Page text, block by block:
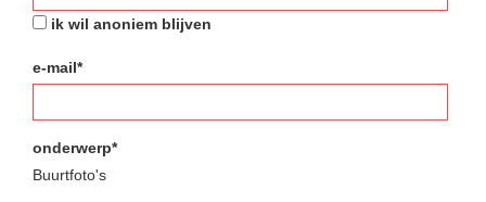
ik wil anoniem blijven
e-mail*
onderwerp*
Buurtfoto's